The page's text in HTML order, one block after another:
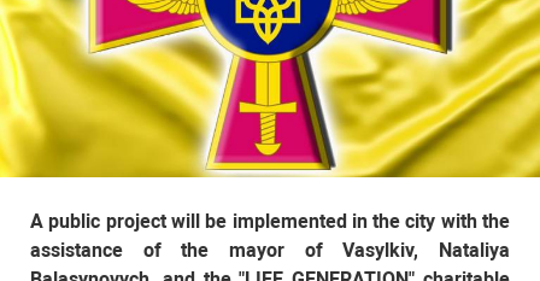
A public project will be implemented in the city with the
assistance of the mayor of Vasylkіv, Nataliya